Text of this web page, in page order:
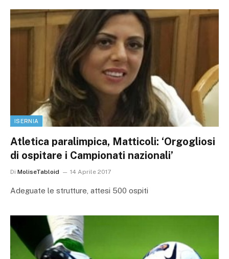
ISERNIA
Atletica paralimpica, Matticoli: ‘Orgogliosi
di ospitare i Campionati nazionali’
Di MoliseTabloid 14 Aprile 2017
Adeguate le strutture, attesi 500 ospiti